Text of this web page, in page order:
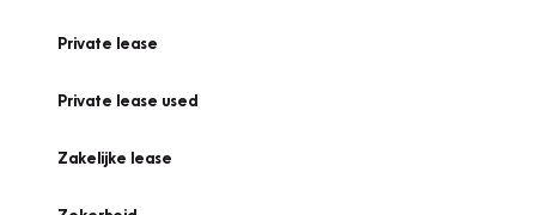
Private lease
Private lease used
Zakelijke lease